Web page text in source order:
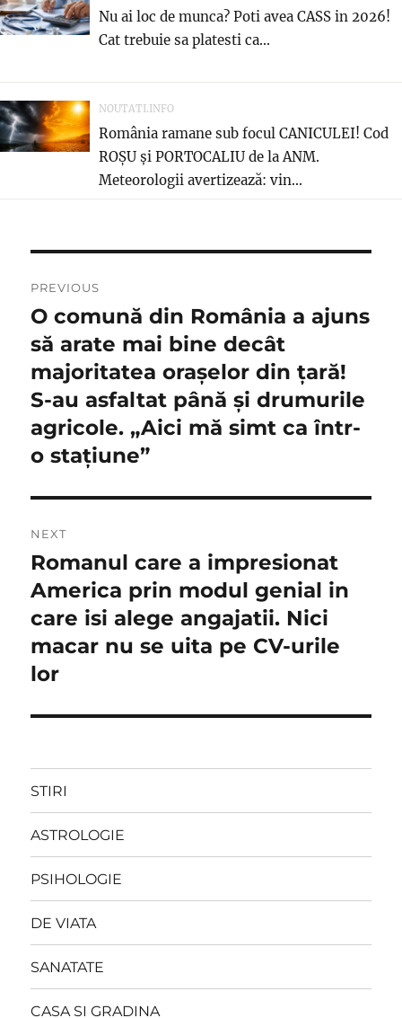
Nu ai loc de munca? Poti avea CASS in 2026!
Cat trebuie sa platesti ca...
NOUTATI.INFO
România ramane sub focul CANICULEI! Cod
ROȘU și PORTOCALIU de la ANM.
Meteorologii avertizează: vin...
în
articole
PREVIOUS
Previous
post:
O comună din România a ajuns
să arate mai bine decât
majoritatea orașelor din țară!
S-au asfaltat până și drumurile
agricole. „Aici mă simt ca într-
o stațiune”
NEXT
Next
post:
Romanul care a impresionat
America prin modul genial in
care isi alege angajatii. Nici
macar nu se uita pe CV-urile
lor
STIRI
ASTROLOGIE
PSIHOLOGIE
DE VIATA
SANATATE
CASA SI GRADINA